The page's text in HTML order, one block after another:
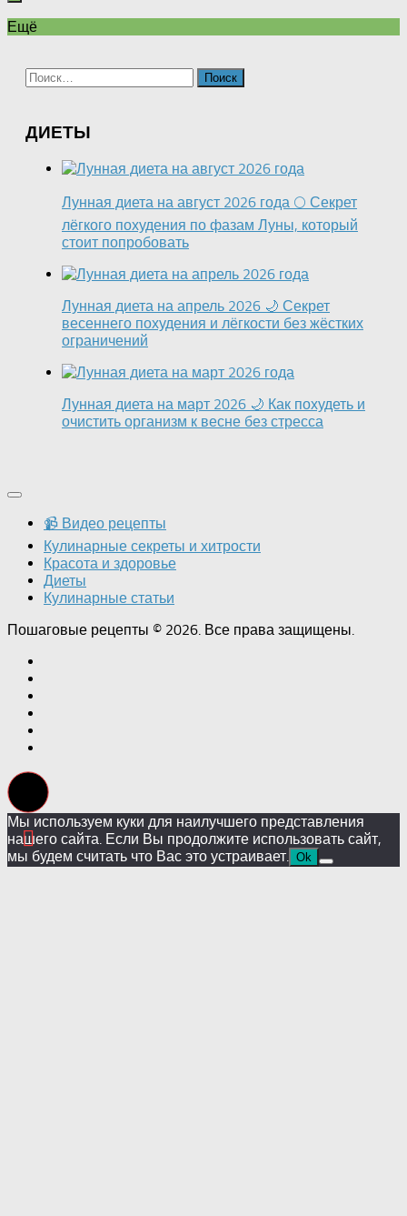
Ещё
Найти:
ДИЕТЫ
Лунная диета на август 2026 года 🌕 Секрет
лёгкого похудения по фазам Луны, который
стоит попробовать
Лунная диета на апрель 2026 🌙 Секрет
весеннего похудения и лёгкости без жёстких
ограничений
Лунная диета на март 2026 🌙 Как похудеть и
очистить организм к весне без стресса
📹 Видео рецепты
Кулинарные секреты и хитрости
Красота и здоровье
Диеты
Кулинарные статьи
Пошаговые рецепты © 2026. Все права защищены.
Мы используем куки для наилучшего представления
нашего сайта. Если Вы продолжите использовать сайт,
мы будем считать что Вас это устраивает.
Ok